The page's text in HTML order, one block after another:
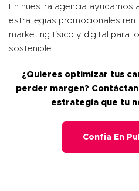
En nuestra agencia ayudamos
estrategias promocionales
marketing físico y digital para
sostenible.
¿Quieres optimizar tus
perder margen?
estrategia que tu
Confia En